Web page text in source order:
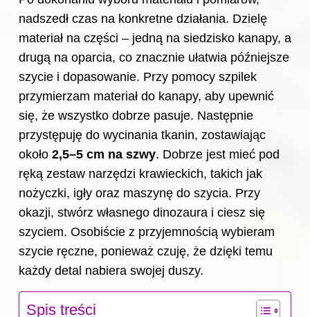
nadszedł czas na konkretne działania. Dzielę
materiał na części – jedną na siedzisko kanapy, a
drugą na oparcia, co znacznie ułatwia późniejsze
szycie i dopasowanie. Przy pomocy szpilek
przymierzam materiał do kanapy, aby upewnić
się, że wszystko dobrze pasuje. Następnie
przystępuję do wycinania tkanin, zostawiając
około 2,5–5 cm na szwy. Dobrze jest mieć pod
ręką zestaw narzędzi krawieckich, takich jak
nożyczki, igły oraz maszynę do szycia. Przy
okazji, stwórz własnego dinozaura i ciesz się
szyciem. Osobiście z przyjemnością wybieram
szycie ręczne, ponieważ czuję, że dzięki temu
każdy detal nabiera swojej duszy.
Spis treści